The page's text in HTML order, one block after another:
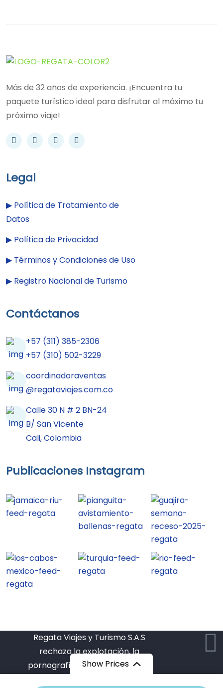
Show Prices
Más de 32 años de experiencia. ¡Encuentra tu
paquete turístico ideal para disfrutar al máximo tu
próximo viaje!
Legal
▶︎ Política de Tratamiento de
Datos
▶︎ Política de Privacidad
▶︎ Términos y Condiciones de Uso
▶︎ Registro Nacional de Turismo
Contáctanos
+57 (311) 385-2306
+57 (310) 502-3229
coordinadoraventas
@regataviajes.com.co
Calle 30 N # 2 BN-24
B/ San Vicente
Cali, Colombia
Publicaciones Instagram
Regata Viajes y Turismo S.A.S
rechaza la explotación, la
pornografía, el turismo sexual y